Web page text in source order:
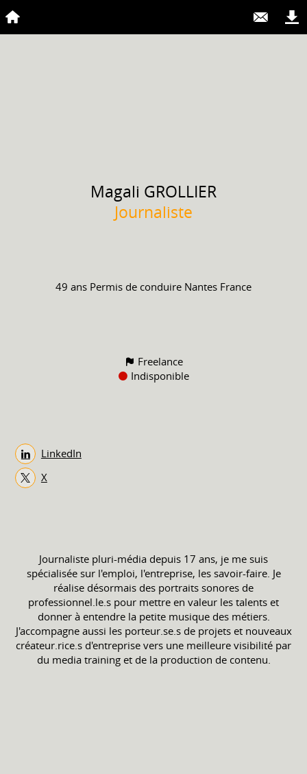
Magali GROLLIER
Journaliste
49 ans Permis de conduire Nantes France
Freelance
Indisponible
LinkedIn
X
Journaliste pluri-média depuis 17 ans, je me suis
spécialisée sur l'emploi, l'entreprise, les savoir-faire. Je
réalise désormais des portraits sonores de
professionnel.le.s pour mettre en valeur les talents et
donner à entendre la petite musique des métiers.
J'accompagne aussi les porteur.se.s de projets et nouveaux
créateur.rice.s d'entreprise vers une meilleure visibilité par
du media training et de la production de contenu.